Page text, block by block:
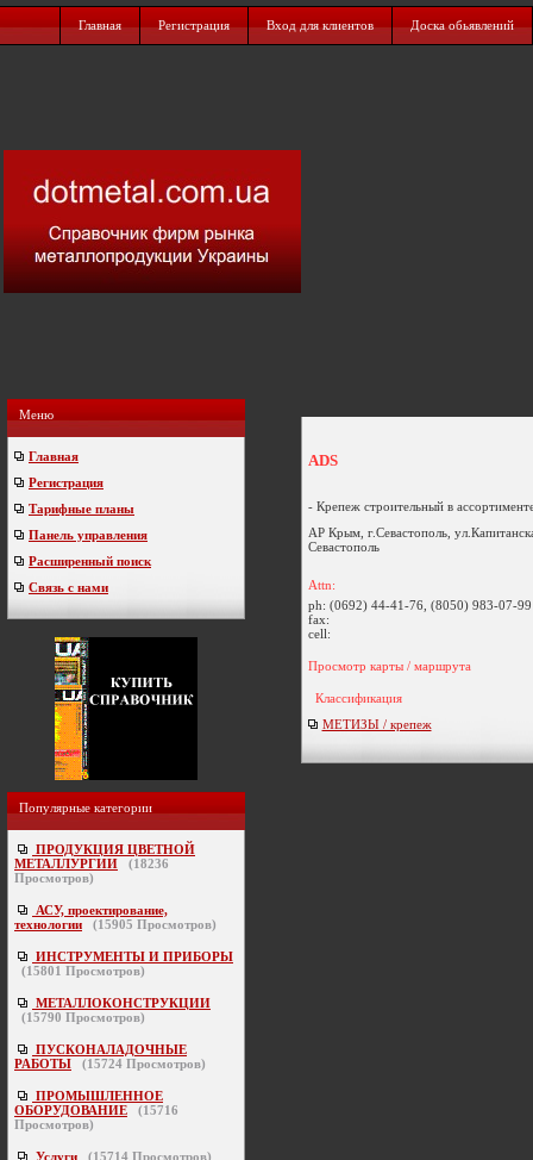
Главная Регистрация Вход для клиентов Доска обьявлений
Меню
Главная
Регистрация
Тарифные планы
Панель управления
Расширенный поиск
Связь с нами
Популярные категории
ПРОДУКЦИЯ ЦВЕТНОЙ
МЕТАЛЛУРГИИ
(18236
Просмотров)
АСУ, проектирование,
технологии
(15905 Просмотров)
ИНСТРУМЕНТЫ И ПРИБОРЫ
(15801 Просмотров)
МЕТАЛЛОКОНСТРУКЦИИ
(15790 Просмотров)
ПУСКОНАЛАДОЧНЫЕ
РАБОТЫ
(15724 Просмотров)
ПРОМЫШЛЕННОЕ
ОБОРУДОВАНИЕ
(15716
Просмотров)
Услуги (15714 Просмотров)
ADS
- Крепеж строительный в
АР Крым, г.Севастополь,
Севастополь
Attn:
ph: (0692) 44-41-76, (8050) 983-07-99
fax:
cell:
Просмотр карты / маршрута
Классификация
МЕТИЗЫ / крепеж